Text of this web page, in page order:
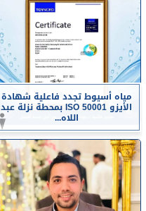
مياه أسيوط تجدد فاعلية شهادة
الأيزو ISO 50001 بمحطة نزلة عبد
اللاه...